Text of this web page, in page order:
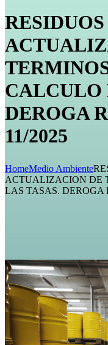
CALCULO
DEROGA
11/2025
HomeMedio Ambiente
ACTUALIZACION DE
LAS TASAS. DEROGA